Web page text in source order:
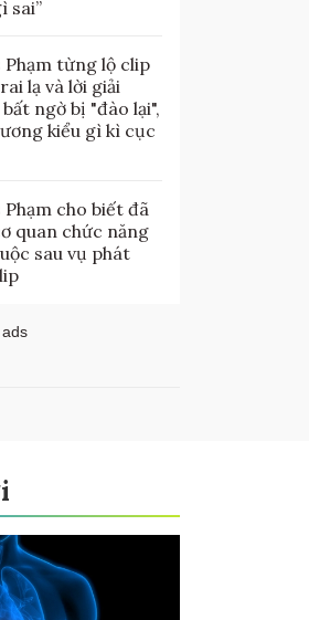
sai”
Phạm từng lộ clip
lạ và lời giải
ngờ bị "đào lại",
kiểu gì kì cục
Phạm cho biết đã
quan chức năng
sau vụ phát
ads